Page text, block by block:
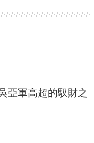
亞軍高超的馭財之